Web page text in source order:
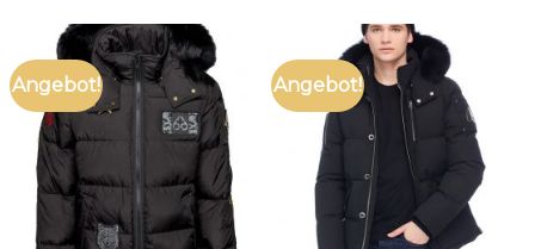
Angebot! Angebot!